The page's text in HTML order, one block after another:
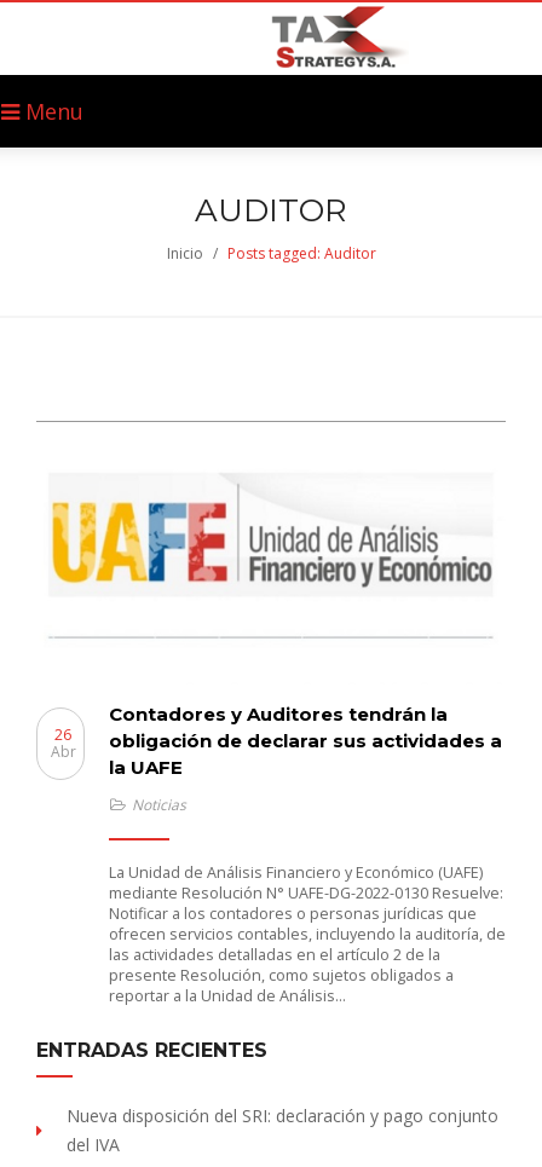
Menu
AUDITOR
Inicio / Posts tagged: Auditor
Contadores y Auditores tendrán la
obligación de declarar sus actividades a
la UAFE
26
Abr
Noticias
La Unidad de Análisis Financiero y Económico (UAFE)
mediante Resolución N° UAFE-DG-2022-0130 Resuelve:
Notificar a los contadores o personas jurídicas que
ofrecen servicios contables, incluyendo la auditoría, de
las actividades detalladas en el artículo 2 de la
presente Resolución, como sujetos obligados a
reportar a la Unidad de Análisis…
ENTRADAS RECIENTES
Nueva disposición del SRI: declaración y pago conjunto
del IVA